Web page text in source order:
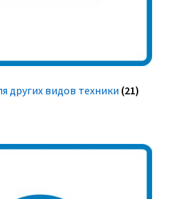
других видов техники (21)